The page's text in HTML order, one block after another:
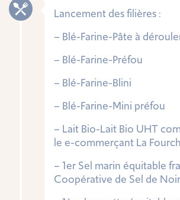
Lancement des filières :
– Blé-Farine-Pâte à
– Blé-Farine-Préfou
– Blé-Farine-Blini
– Blé-Farine-Mini préfou
– Lait Bio-Lait Bio UHT
le e-commerçant La
– 1er Sel marin équitable
Coopérative de Sel de